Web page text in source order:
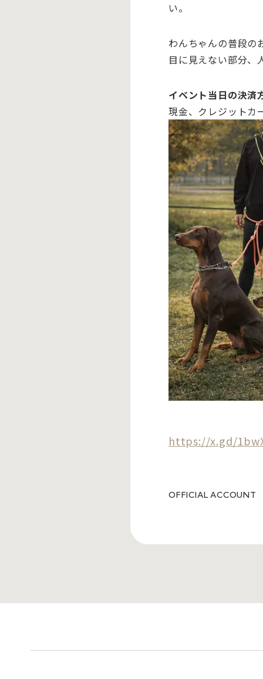
い。
わんちゃんの普段の
目に見えない部分、
イベント当日の決済
現金、クレジットカ
https://x.gd/
OFFICIAL ACCOUNT